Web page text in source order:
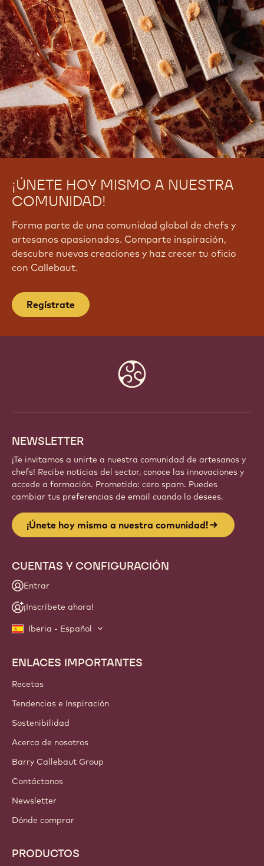
¡ÚNETE HOY MISMO A NUESTRA
COMUNIDAD!
Forma parte de una comunidad global de chefs y
artesanos apasionados. Comparte inspiración,
descubre nuevas creaciones y haz crecer tu oficio
con Callebaut.
Regístrate
NEWSLETTER
¡Te invitamos a unirte a nuestra comunidad de artesanos y
chefs! Recibe noticias del sector, conoce las innovaciones y
accede a formación. Prometido: cero spam. Puedes
cambiar tus preferencias de email cuando lo desees.
¡Únete hoy mismo a nuestra comunidad!
CUENTAS Y CONFIGURACIÓN
Entrar
¡Inscríbete ahora!
Iberia - Español
Footer
Callebaut
ENLACES IMPORTANTES
Recetas
Tendencias e Inspiración
Sostenibilidad
Acerca de nosotros
Barry Callebaut Group
Contáctanos
Newsletter
Dónde comprar
PRODUCTOS